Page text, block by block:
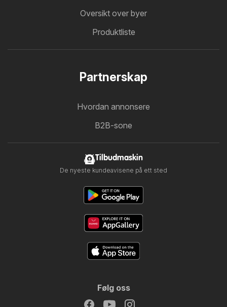
Oversikt over byer
Produktliste
Partnerskap
Hvordan annonsere
B2B-sone
Tilbudmaskin
De nyeste kundeavisene på ett sted
Følg oss